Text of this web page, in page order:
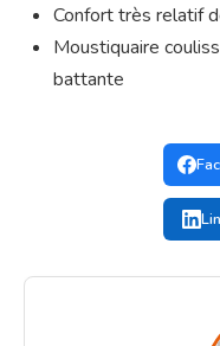
Confort très relatif
Moustiquaire
battante